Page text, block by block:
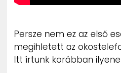
Persze nem ez az első
megihletett az
Itt írtunk korábban